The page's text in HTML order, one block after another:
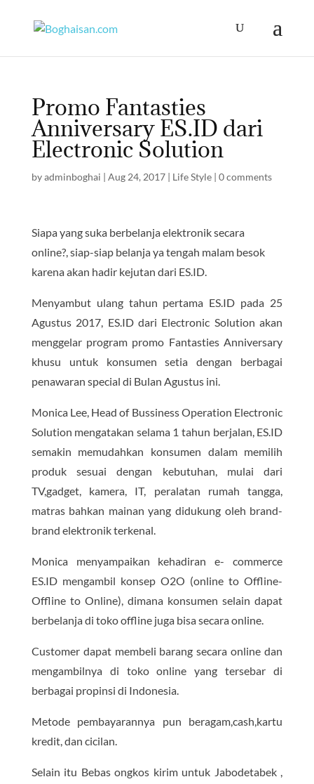
Promo Fantasties
Anniversary ES.ID dari
Electronic Solution
byadminboghai | Aug 24, 2017| Life Style| 0 comments
Siapa yang suka berbelanja elektronik secara
online?, siap-siap belanja ya tengah malam besok
karena akan hadir kejutan dari ES.ID.
Menyambut ulang tahun pertama ES.ID pada 25
Agustus 2017, ES.ID dari Electronic Solution akan
menggelar program promo Fantasties Anniversary
khusu untuk konsumen setia dengan berbagai
penawaran special di Bulan Agustus ini.
Monica Lee, Head of Bussiness Operation Electronic
Solution mengatakan selama 1 tahun berjalan, ES.ID
semakin memudahkan konsumen dalam memilih
produk sesuai dengan kebutuhan, mulai dari
TV,gadget, kamera, IT, peralatan rumah tangga,
matras bahkan mainan yang didukung oleh brand-
brand elektronik terkenal.
Monica menyampaikan kehadiran e- commerce
ES.ID mengambil konsep O2O (online to Offline-
Offline to Online), dimana konsumen selain dapat
berbelanja di toko offline juga bisa secara online.
Customer dapat membeli barang secara online dan
mengambilnya di toko online yang tersebar di
berbagai propinsi di Indonesia.
Metode pembayarannya pun beragam,cash,kartu
kredit, dan cicilan.
Selain itu Bebas ongkos kirim untuk Jabodetabek ,